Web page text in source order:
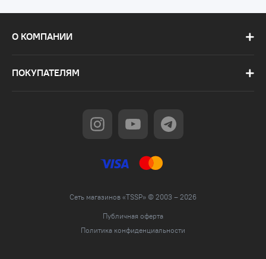
О КОМПАНИИ
ПОКУПАТЕЛЯМ
Сеть магазинов «TSSP» © 2003 – 2026
Публичная оферта
Политика конфиденциальности